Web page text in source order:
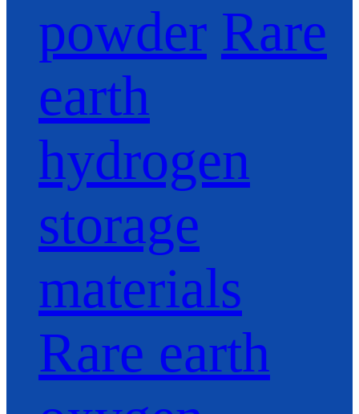
powder Rare
earth
hydrogen
storage
materials
Rare earth